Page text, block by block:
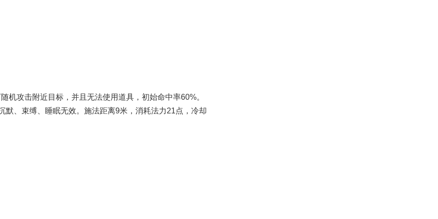
机攻击附近目标，并且无法使用道具，初始命中率60%。
默、束缚、睡眠无效。施法距离9米，消耗法力21点，冷却